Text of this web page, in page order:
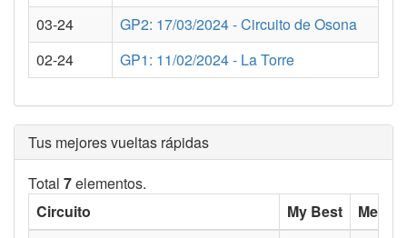
03-24
GP2: 17/03/2024 - Circuito de Osona
02-24
GP1: 11/02/2024 - La Torre
Tus mejores vueltas rápidas
Total 7elementos.
Circuito
My Best
Mejor